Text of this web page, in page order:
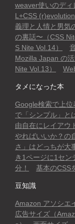
weaver使いのディ
L+CSS
義理と人情と男気
の裏話〜（CSS
S Nite Vol.14）
Mozilla Japan の
Nite Vol.13）
タメになった本
Google検索で上
で「シンプル」と
由自在にレイアウ
やればいいか？の
さ」はどっちが大
き1ページに1セン
分！
基本のCSS
豆知識
Amazon アソシエ
広告サイズ（